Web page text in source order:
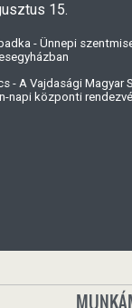
15.
- Ünnepi
- A Vajdasági Magyar
napi központi